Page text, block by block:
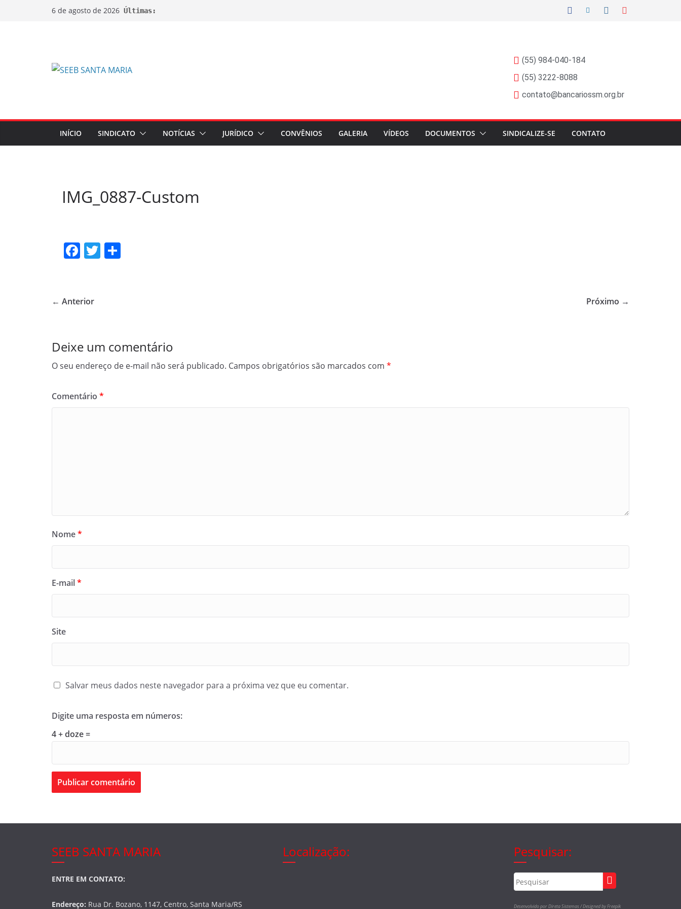
6 de agosto de 2026 Últimas:
(55) 984-040-184
(55) 3222-8088
contato@bancariossm.org.br
INÍCIO SINDICATO NOTÍCIAS JURÍDICO CONVÊNIOS GALERIA VÍDEOS DOCUMENTOS SINDICALIZE-SE CONTATO
IMG_0887-Custom
F
e
o
k
T
← Anterior Próximo →
Deixe um comentário
O seu endereço de e-mail não será publicado. Campos obrigatórios são marcados com *
Comentário *
Nome*
E-mail*
Site
Salvar meus dados neste navegador para a próxima vez que eu comentar.
Digite uma resposta em números:
4 + doze =
SEEB SANTA MARIA
ENTRE EM CONTATO:
Endereço: Rua Dr. Bozano, 1147, Centro, Santa Maria/RS
Localização: Pesquisar:
Desenvolvido por Direta Sistemas /Designed by Freepik